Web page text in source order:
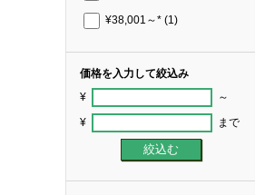
¥38,001～* (1)
価格を入力して絞込み
¥ ～
¥ まで